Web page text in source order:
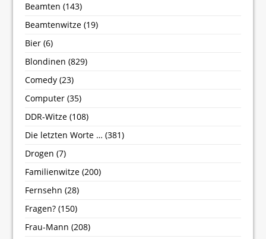
Beamten (143)
Beamtenwitze (19)
Bier (6)
Blondinen (829)
Comedy (23)
Computer (35)
DDR-Witze (108)
Die letzten Worte … (381)
Drogen (7)
Familienwitze (200)
Fernsehn (28)
Fragen? (150)
Frau-Mann (208)